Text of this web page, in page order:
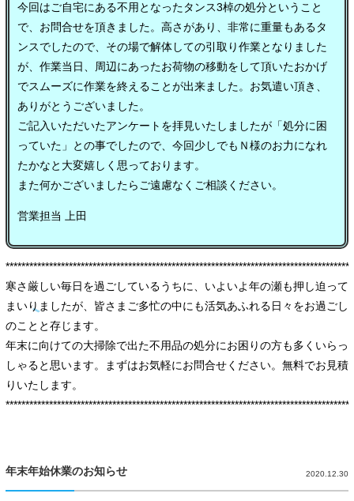
今回はご自宅にある不用となったタンス3棹の処分ということ
で、お問合せを頂きました。高さがあり、非常に重量もあるタ
ンスでしたので、その場で解体しての引取り作業となりました
が、作業当日、周辺にあったお荷物の移動をして頂いたおかげ
でスムーズに作業を終えることが出来ました。お気遣い頂き、
ありがとうございました。
ご記入いただいたアンケートを拝見いたしましたが「処分に困
っていた」との事でしたので、今回少しでもＮ様のお力になれ
たかなと大変嬉しく思っております。
また何かございましたらご遠慮なくご相談ください。
営業担当 上田
寒さ厳しい毎日を過ごしているうちに、いよいよ年の瀬も押し迫って
まいりましたが、皆さまご多忙の中にも活気あふれる日々をお過ごし
のことと存じます。
年末に向けての大掃除で出た不用品の処分にお困りの方も多くいらっ
しゃると思います。まずはお気軽にお問合せください。無料でお見積
りいたします。
年末年始休業のお知らせ 2020.12.30